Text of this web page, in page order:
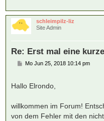
schleimpilz-liz
Site Admin
Re: Erst mal eine
B
t
r
Mo Jun 25, 2018 10:14 pm
Hallo Elrondo,
willkommen im Forum!
von dem Fehler mit den